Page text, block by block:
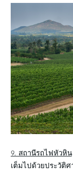
9. สถานีรถไฟหัวหิน
เต็มไปด้วยประวัติ